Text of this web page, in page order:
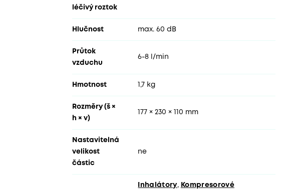
léčivý roztok
Hlučnost max. 60 dB
Průtok
vzduchu
6-8 l/min
Hmotnost 1,7 kg
Rozměry (š ×
h × v)
177 × 230 × 110 mm
Nastavitelná
velikost
částic
ne
Inhalátory, Kompresorové